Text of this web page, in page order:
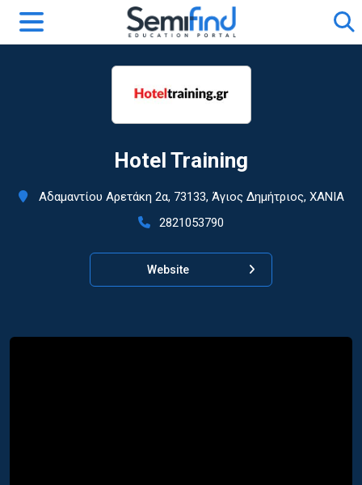
Hotel Training
Αδαμαντίου Αρετάκη 2α, 73133, Άγιος Δημήτριος, ΧΑΝΙΑ
2821053790
Website